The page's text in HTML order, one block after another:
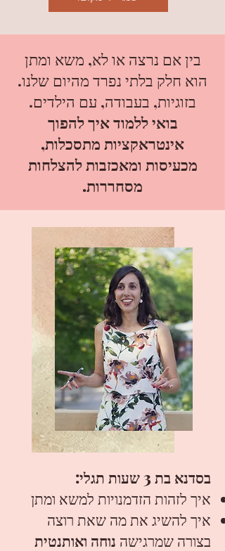
בין אם נרצה או לא, משא ומתן
הוא חלק בלתי נפרד מהיום שלנו.
בזוגיות, בעבודה, עם הילדים.
בואי ללמוד איך להפוך
אינטראקציות מתסכלות,
מכעיסות ומאכזבות להצלחות
מסחררות.
בסדנא בת 3 שעות תגלי:
​איך לזהות הזדמנויות למשא ומתן
איך להשיג את מה שאת רוצה
בצורה שמרגישה נוחה ואותנטית